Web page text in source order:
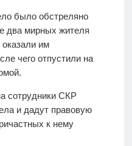
было обстреляно
два мирных жителя
им
чего отпустили на
сотрудники СКР
и дадут правовую
к нему